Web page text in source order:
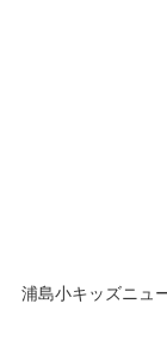
浦島小キッズニュ